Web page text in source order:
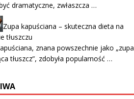
dramatyczne, zwłaszcza …
Zupa kapuściana – skuteczna dieta na
tłuszczu
znana powszechnie jako „zupa
tłuszcz”, zdobyła popularność …